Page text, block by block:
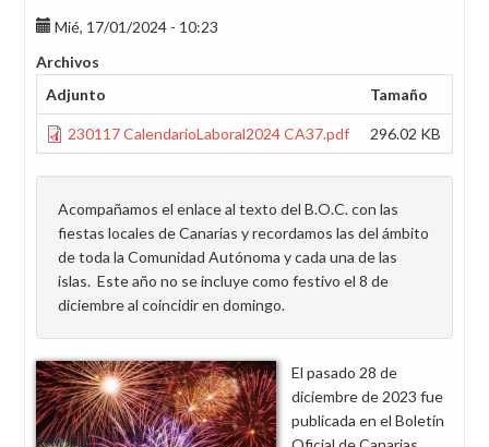
Mié, 17/01/2024 - 10:23
Archivos
Adjunto
Tamaño
230117 CalendarioLaboral2024 CA37.pdf 296.02 KB
Acompañamos el enlace al texto del B.O.C. con las
fiestas locales de Canarias y recordamos las del ámbito
de toda la Comunidad Autónoma y cada una de las
islas. Este año no se incluye como festivo el 8 de
diciembre al coincidir en domingo.
El pasado 28 de
diciembre de 2023 fue
publicada en el Boletín